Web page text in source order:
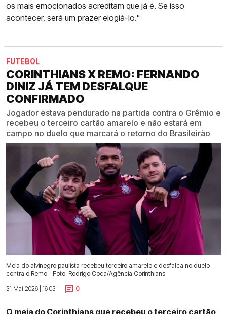
os mais emocionados acreditam que já é. Se isso
acontecer, será um prazer elogiá-lo."
FUTEBOL
CORINTHIANS X REMO: FERNANDO
DINIZ JÁ TEM DESFALQUE
CONFIRMADO
Jogador estava pendurado na partida contra o Grêmio e
recebeu o terceiro cartão amarelo e não estará em
campo no duelo que marcará o retorno do Brasileirão
Meia do alvinegro paulista recebeu terceiro amarelo e desfalca no duelo
contra o Remo - Foto: Rodrigo Coca/Agência Corinthians
31 Mai 2026 | 16:03 |
0
O meia do Corinthians que recebeu o terceiro cartão